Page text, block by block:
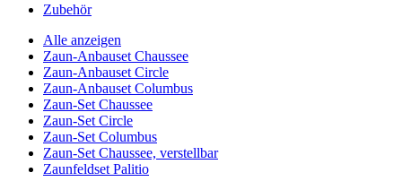
Zubehör
Alle anzeigen
Zaun-Anbauset Chaussee
Zaun-Anbauset Circle
Zaun-Anbauset Columbus
Zaun-Set Chaussee
Zaun-Set Circle
Zaun-Set Columbus
Zaun-Set Chaussee, verstellbar
Zaunfeldset Palitio